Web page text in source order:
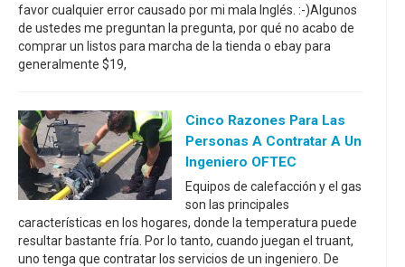
favor cualquier error causado por mi mala Inglés. :-)Algunos
de ustedes me preguntan la pregunta, por qué no acabo de
comprar un listos para marcha de la tienda o ebay para
generalmente $19,
Cinco Razones Para Las
Personas A Contratar A Un
Ingeniero OFTEC
Equipos de calefacción y el gas
son las principales
características en los hogares, donde la temperatura puede
resultar bastante fría. Por lo tanto, cuando juegan el truant,
uno tenga que contratar los servicios de un ingeniero. De